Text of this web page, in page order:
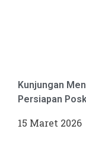
Kunjungan
Persiapan
15 Maret 2026